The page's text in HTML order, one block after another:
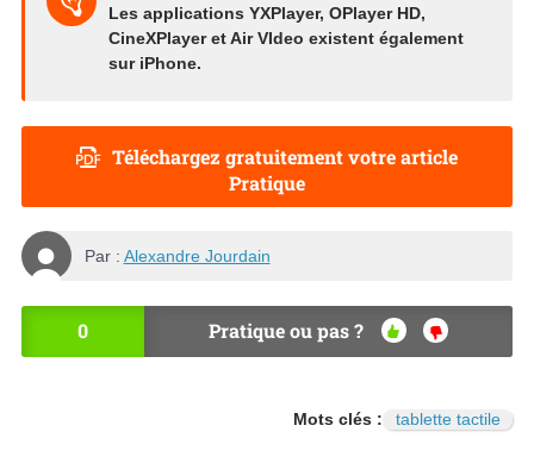
Les applications YXPlayer, OPlayer HD,
CineXPlayer et Air VIdeo existent également
sur iPhone.
Téléchargez gratuitement votre article
Pratique
Par : Alexandre Jourdain
0 Pratique ou pas ?
OU
NO
Mots clés : tablette tactile